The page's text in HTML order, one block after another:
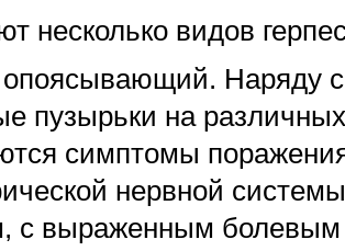
несколько видов
опоясывающий. Наряду
пузырьки на
симптомы
нервной
с выраженным